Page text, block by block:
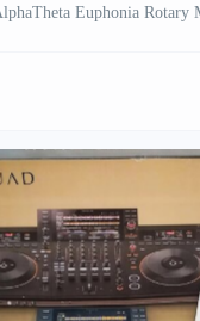
Euphonia Rotary
/ Pioneer CDJ-2000NXS2
CDJ-Tour1 / Pioneer
XDJ-XZ DJ System /